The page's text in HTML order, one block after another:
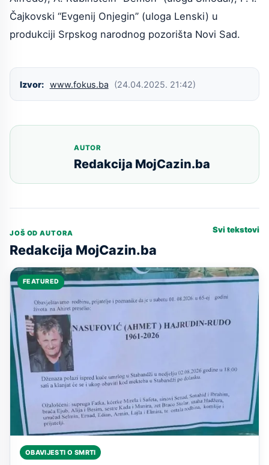
Čajkovski “Evgenij Onjegin” (uloga Lenski) u
produkciji Srpskog narodnog pozorišta Novi Sad.
Izvor: www.fokus.ba (24.04.2025. 21:42)
AUTOR
Redakcija MojCazin.ba
JOŠ OD AUTORA
Redakcija MojCazin.ba
Svi tekstovi
FEATURED
OBAVIJESTI O SMRTI